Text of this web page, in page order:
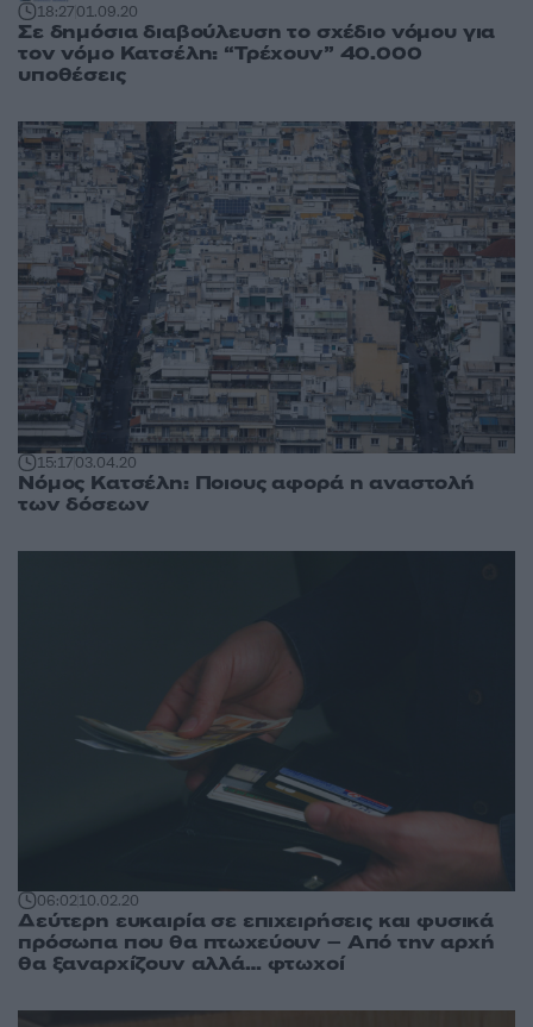
18:2701.09.20
Σε δημόσια διαβούλευση το σχέδιο νόμου για
τον νόμο Κατσέλη: “Τρέχουν” 40.000
υποθέσεις
15:1703.04.20
Νόμος Κατσέλη: Ποιους αφορά η αναστολή
των δόσεων
06:0210.02.20
Δεύτερη ευκαιρία σε επιχειρήσεις και φυσικά
πρόσωπα που θα πτωχεύουν – Από την αρχή
θα ξαναρχίζουν αλλά… φτωχοί